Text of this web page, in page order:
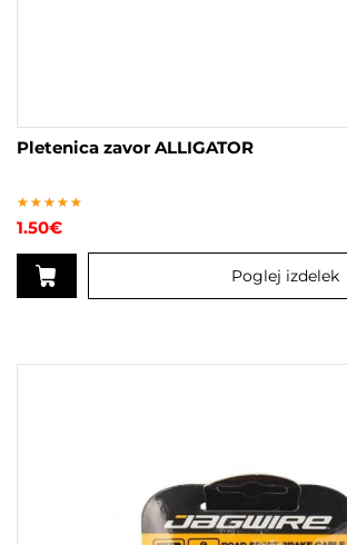
Pletenica zavor ALLIGATOR
Ocenjeno
4.67
1.50€
Poglej izdelek